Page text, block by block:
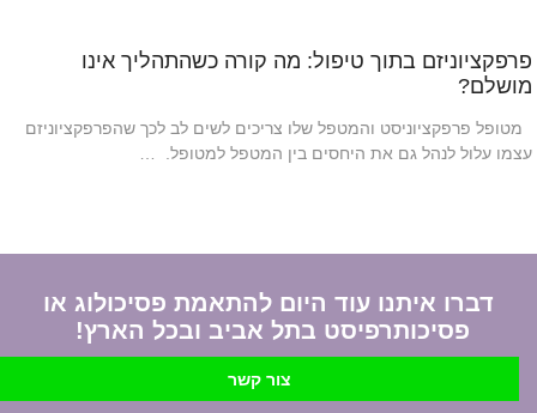
פרפקציוניזם בתוך טיפול: מה קורה כשהתהליך אינו
מושלם?
מטופל פרפקציוניסט והמטפל שלו צריכים לשים לב לכך שהפרפקציוניזם
עצמו עלול לנהל גם את היחסים בין המטפל למטופל. …
דברו איתנו עוד היום להתאמת פסיכולוג או
פסיכותרפיסט בתל אביב ובכל הארץ!
צור קשר